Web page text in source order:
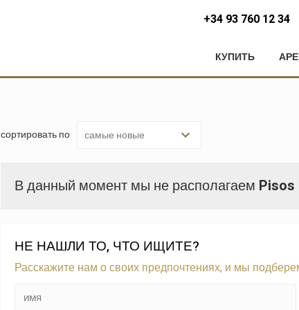
+34 93 760 12 34
КУПИТЬ
сортировать по
В данный момент мы не располагаем Pisos
НЕ НАШЛИ ТО, ЧТО ИЩИТЕ?
Расскажите нам о своих предпочтениях, и мы
Изменить куки